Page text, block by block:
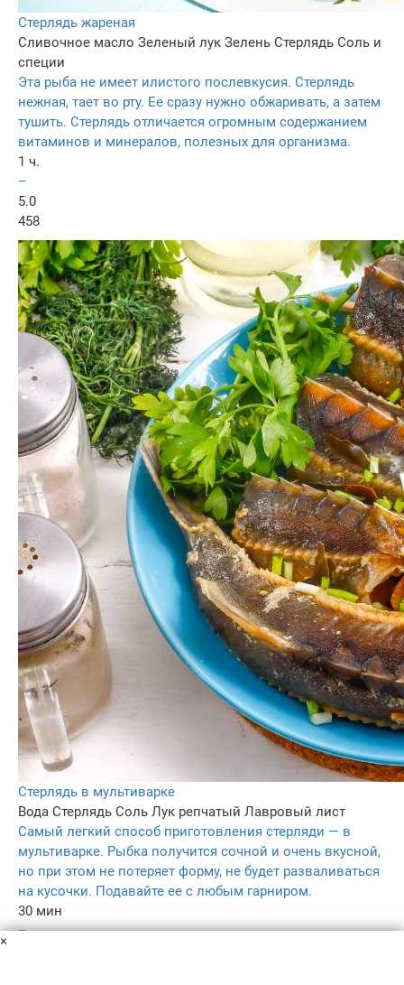
Стерлядь жареная
Сливочное масло Зеленый лук Зелень Стерлядь Соль и
специи
Эта рыба не имеет илистого послевкусия. Стерлядь
нежная, тает во рту. Ее сразу нужно обжаривать, а затем
тушить. Стерлядь отличается огромным содержанием
витаминов и минералов, полезных для организма.
1 ч.
–
5.0
458
Стерлядь в мультиварке
Вода Стерлядь Соль Лук репчатый Лавровый лист
Самый легкий способ приготовления стерляди — в
мультиварке. Рыбка получится сочной и очень вкусной,
но при этом не потеряет форму, не будет разваливаться
на кусочки. Подавайте ее с любым гарниром.
30 мин
–
×